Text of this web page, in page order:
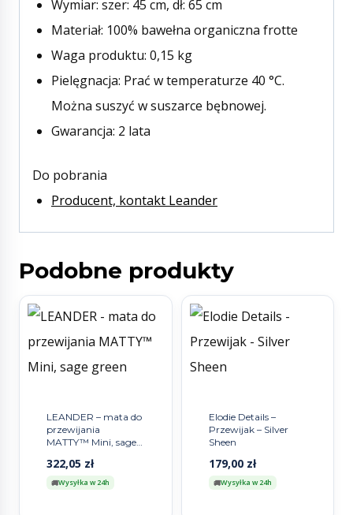
Wymiar: szer: 45 cm, dł: 65 cm
Materiał: 100% bawełna organiczna frotte
Waga produktu: 0,15 kg
Pielęgnacja: Prać w temperaturze 40 °C.
Można suszyć w suszarce bębnowej.
Gwarancja: 2 lata
Do pobrania
Producent, kontakt Leander
Podobne produkty
LEANDER – mata do
przewijania
MATTY™ Mini, sage
322,05 zł
Wysyłka w 24h
Elodie Details –
Przewijak – Silver
Sheen
179,00 zł
Wysyłka w 24h